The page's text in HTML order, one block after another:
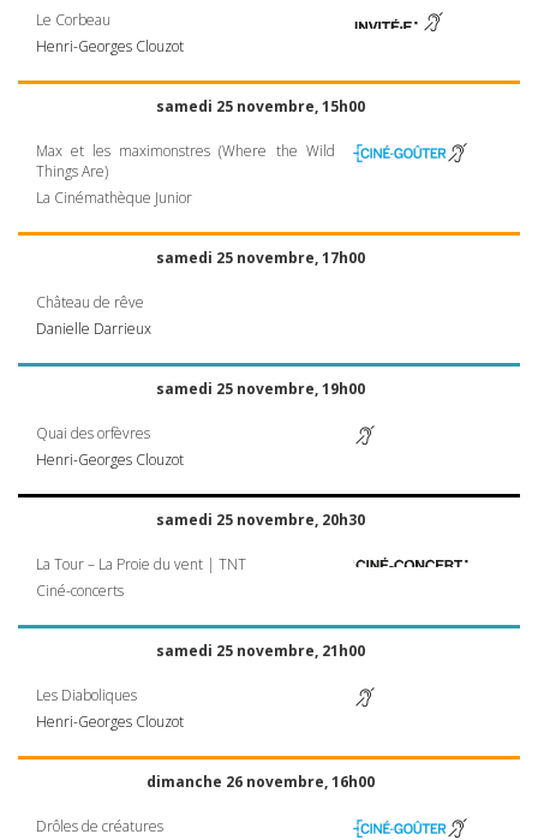
Le Corbeau
Henri-Georges Clouzot
samedi 25 novembre, 15h00
Max et les maximonstres (Where the Wild
Things Are)
La Cinémathèque Junior
samedi 25 novembre, 17h00
Château de rêve
Danielle Darrieux
samedi 25 novembre, 19h00
Quai des orfèvres
Henri-Georges Clouzot
samedi 25 novembre, 20h30
La Tour – La Proie du vent | TNT
Ciné-concerts
samedi 25 novembre, 21h00
Les Diaboliques
Henri-Georges Clouzot
dimanche 26 novembre, 16h00
Drôles de créatures